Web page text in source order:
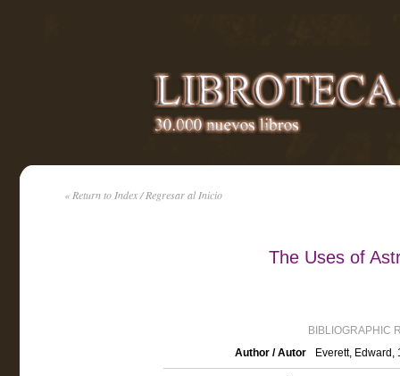
« Return to Index / Regresar al Inicio
The Uses of
BIBLIOGRAPHIC
Author / Autor
Everett, Edward,